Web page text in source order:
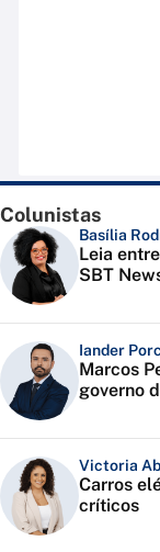
Colunistas
Basília
Leia
SBT
Iander
Marcos
governo
Victoria
Carros
críticos